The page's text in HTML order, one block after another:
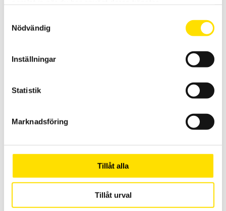
Nödvändig
Inställningar
Statistik
Marknadsföring
Tillåt alla
Tillåt urval
Referensplattor AHBA-01 för Shore A
1,250.00KR LÄS MER